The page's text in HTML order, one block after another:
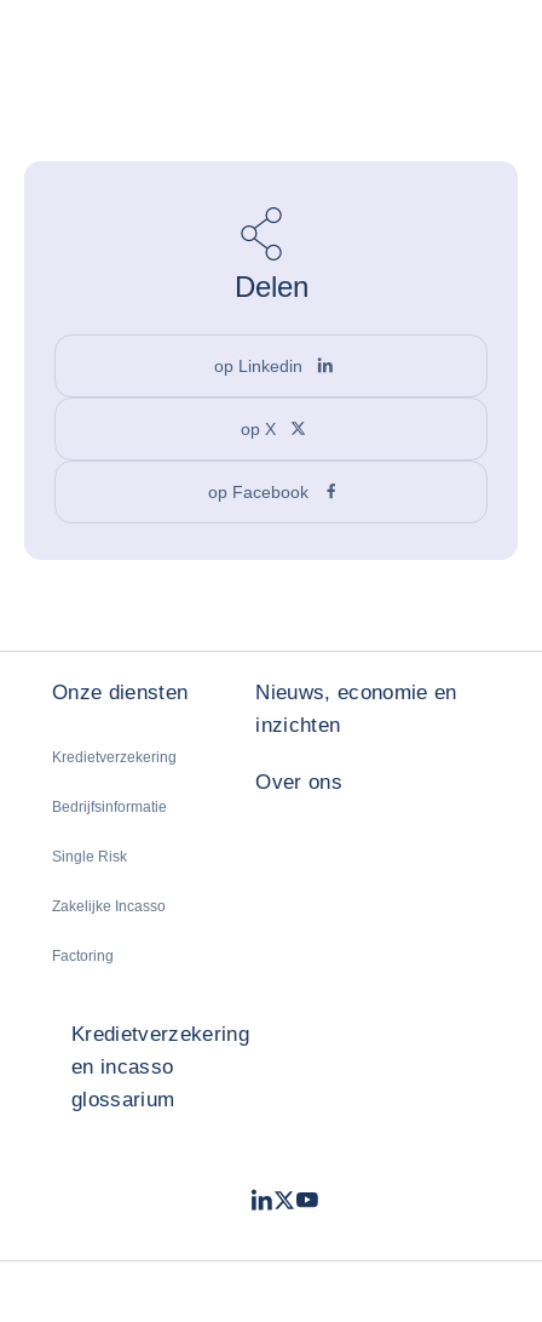
Delen
op Linkedin
op X
op Facebook
Onze diensten
Kredietverzekering
Bedrijfsinformatie
Single Risk
Zakelijke Incasso
Factoring
Nieuws, economie en
inzichten
Over ons
Kredietverzekering
en incasso
glossarium
LinkedIn
TwitterYoutube